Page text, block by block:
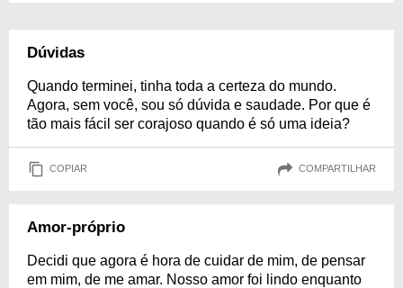
Dúvidas
Quando terminei, tinha toda a certeza do mundo.
Agora, sem você, sou só dúvida e saudade. Por que é
tão mais fácil ser corajoso quando é só uma ideia?
COPIAR COMPARTILHAR
Amor-próprio
Decidi que agora é hora de cuidar de mim, de pensar
em mim, de me amar. Nosso amor foi lindo enquanto